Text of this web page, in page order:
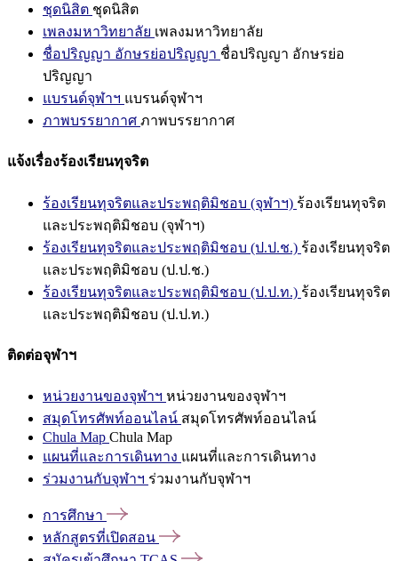
ชุดนิสิต ชุดนิสิต
เพลงมหาวิทยาลัย เพลงมหาวิทยาลัย
ชื่อปริญญา อักษรย่อปริญญา ชื่อปริญญา อักษรย่อ
ปริญญา
แบรนด์จุฬาฯ แบรนด์จุฬาฯ
ภาพบรรยากาศ ภาพบรรยากาศ
แจ้งเรื่องร้องเรียนทุจริต
ร้องเรียนทุจริตและประพฤติมิชอบ (จุฬาฯ) ร้องเรียนทุจริต
และประพฤติมิชอบ (จุฬาฯ)
ร้องเรียนทุจริตและประพฤติมิชอบ (ป.ป.ช.) ร้องเรียนทุจริต
และประพฤติมิชอบ (ป.ป.ช.)
ร้องเรียนทุจริตและประพฤติมิชอบ (ป.ป.ท.) ร้องเรียนทุจริต
และประพฤติมิชอบ (ป.ป.ท.)
ติดต่อจุฬาฯ
หน่วยงานของจุฬาฯ หน่วยงานของจุฬาฯ
สมุดโทรศัพท์ออนไลน์ สมุดโทรศัพท์ออนไลน์
Chula Map Chula Map
แผนที่และการเดินทาง แผนที่และการเดินทาง
ร่วมงานกับจุฬาฯ ร่วมงานกับจุฬาฯ
การศึกษา
หลักสูตรที่เปิดสอน